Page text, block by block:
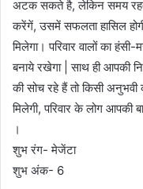
अटक सकते है, लेकिन समय
करेंगें, उसमें सफलता हासिल
मिलेगा। परिवार वालों का
बनाये रखेगा | साथ ही आपकी
की सोच रहे हैं तो किसी
मिलेगी, परिवार के लोग आपकी
।
शुभ रंग- मेजेंटा
शुभ अंक- 6